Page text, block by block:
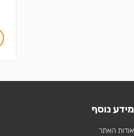
מידע נוסף
אודות האתר